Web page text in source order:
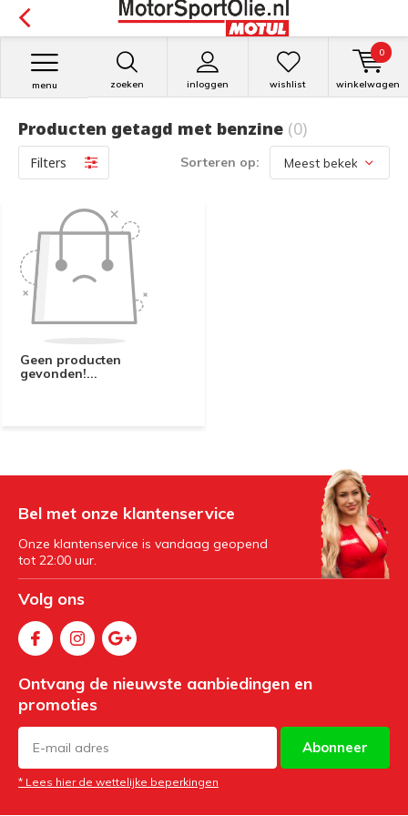
zoeken inloggen
menu wishlist winkelwagen
0
Producten getagd met benzine (0)
Filters Sorteren op:
Geen producten
gevonden!...
Bel met onze klantenservice
Onze klantenservice is vandaag geopend
tot 22:00 uur.
Volg ons
Ontvang de nieuwste aanbiedingen en
promoties
Abonneer
* Lees hier de wettelijke beperkingen